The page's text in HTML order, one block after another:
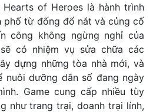
of Heroes là hành trình
phố từ đống đổ nát và củng cố
công không ngừng nghỉ của
có nhiệm vụ sửa chữa các
dựng những tòa nhà mới, và
nuôi dưỡng dân số đang ngày
Game cung cấp nhiều tùy
như trang trại, doanh trại lính,